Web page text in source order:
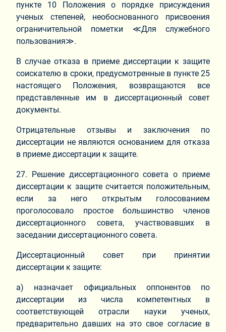
пункте 10 Положения о порядке присуждения
ученых степеней, необоснованного присвоения
ограничительной пометки ≪Для служебного
пользования≫.
В случае отказа в приеме диссертации к защите
соискателю в сроки, предусмотренные в пункте 25
настоящего Положения, возвращаются все
представленные им в диссертационный совет
документы.
Отрицательные отзывы и заключения по
диссертации не являются основанием для отказа
в приеме диссертации к защите.
27. Решение диссертационного совета о приеме
диссертации к защите считается положительным,
если за него открытым голосованием
проголосовало простое большинство членов
диссертационного совета, участвовавших в
заседании диссертационного совета.
Диссертационный совет при принятии
диссертации к защите:
а) назначает официальных оппонентов по
диссертации из числа компетентных в
соответствующей отрасли науки ученых,
предварительно давших на это свое согласие в